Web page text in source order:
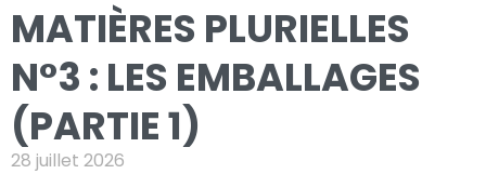
MATIÈRES PLURIELLES
N°3 : LES EMBALLAGES
(PARTIE 1)
28 juillet 2026